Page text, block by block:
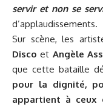
servir et non se
d’applaudissements.
Sur scène, les
Disco et Angèle
que cette bataille
pour la dignité,
appartient à